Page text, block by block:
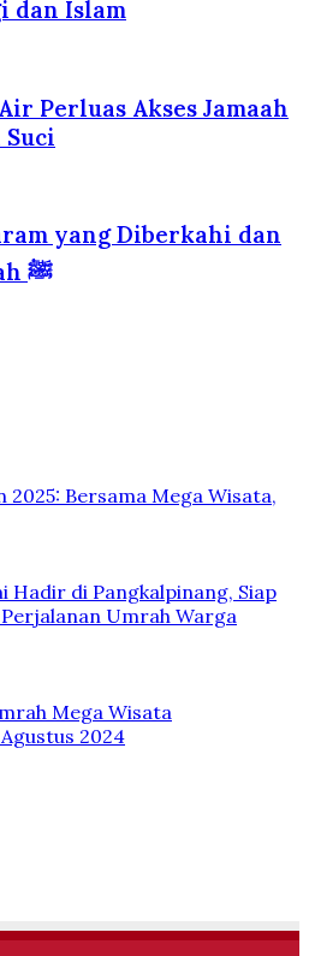
dan Islam
Perluas Akses Jamaah
yang Diberkahi dan
Disayangi Rasulullah ﷺ
2025: Bersama Mega Wisata,
Hadir di Pangkalpinang, Siap
Umrah Warga
Mega Wisata
2024